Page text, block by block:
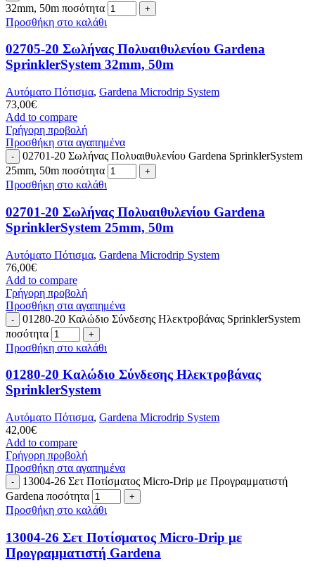
32mm, 50m ποσότητα
Προσθήκη στο καλάθι
02705-20 Σωλήνας Πολυαιθυλενίου Gardena
SprinklerSystem 32mm, 50m
Αυτόματο Πότισμα, Gardena Microdrip System
73,00€
Add to compare
Γρήγορη προβολή
Προσθήκη στα αγαπημένα
02701-20 Σωλήνας Πολυαιθυλενίου Gardena SprinklerSystem
25mm, 50m ποσότητα
Προσθήκη στο καλάθι
02701-20 Σωλήνας Πολυαιθυλενίου Gardena
SprinklerSystem 25mm, 50m
Αυτόματο Πότισμα, Gardena Microdrip System
76,00€
Add to compare
Γρήγορη προβολή
Προσθήκη στα αγαπημένα
01280-20 Καλώδιο Σύνδεσης Ηλεκτροβάνας SprinklerSystem
ποσότητα
Προσθήκη στο καλάθι
01280-20 Καλώδιο Σύνδεσης Ηλεκτροβάνας
SprinklerSystem
Αυτόματο Πότισμα, Gardena Microdrip System
42,00€
Add to compare
Γρήγορη προβολή
Προσθήκη στα αγαπημένα
13004-26 Σετ Ποτίσματος Micro-Drip με Προγραμματιστή
Gardena ποσότητα
Προσθήκη στο καλάθι
13004-26 Σετ Ποτίσματος Micro-Drip με
Προγραμματιστή Gardena